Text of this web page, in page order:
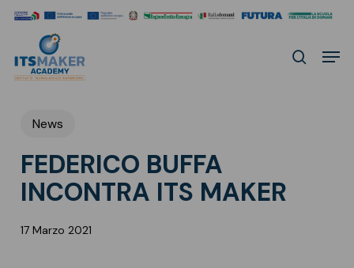
Skip
main
content
search
News
FEDERICO BUFFA
INCONTRA ITS MAKER
17 Marzo 2021